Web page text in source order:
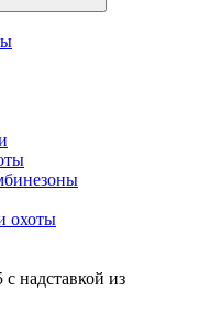
охоты